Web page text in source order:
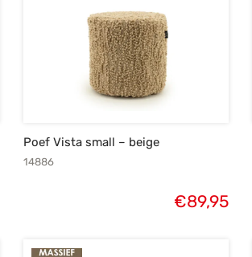
Poef Vista small – beige
14886
€89,95